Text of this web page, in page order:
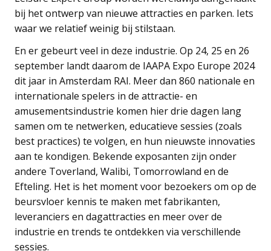
bij het ontwerp van nieuwe attracties en parken. Iets
waar we relatief weinig bij stilstaan.
En er gebeurt veel in deze industrie. Op 24, 25 en 26
september landt daarom de IAAPA Expo Europe 2024
dit jaar in Amsterdam RAI. Meer dan 860 nationale en
internationale spelers in de attractie- en
amusementsindustrie komen hier drie dagen lang
samen om te netwerken, educatieve sessies (zoals
best practices) te volgen, en hun nieuwste innovaties
aan te kondigen. Bekende exposanten zijn onder
andere Toverland, Walibi, Tomorrowland en de
Efteling. Het is het moment voor bezoekers om op de
beursvloer kennis te maken met fabrikanten,
leveranciers en dagattracties en meer over de
industrie en trends te ontdekken via verschillende
sessies.